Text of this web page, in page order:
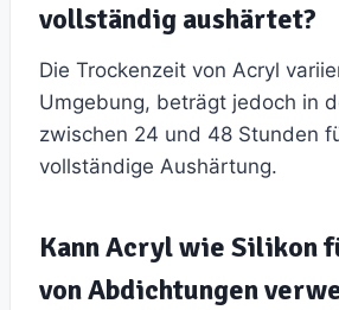
vollständig aushärtet?
Die Trockenzeit von Acryl
Umgebung, beträgt jedoch in
zwischen 24 und 48 Stunden
vollständige Aushärtung.
Kann Acryl wie Silikon
von Abdichtungen